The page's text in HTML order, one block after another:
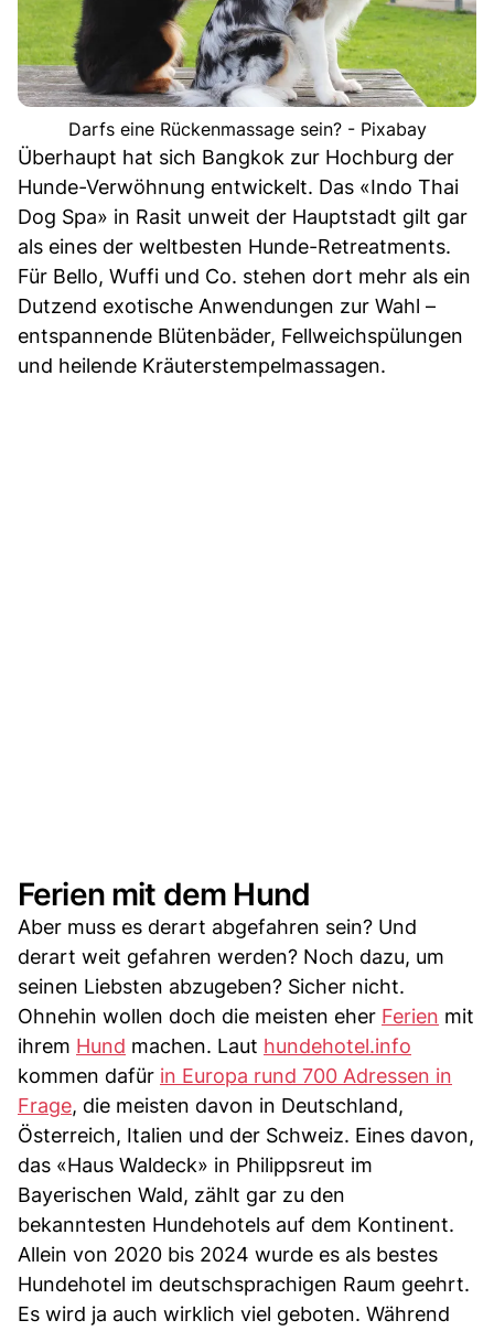
Darfs eine Rückenmassage sein? - Pixabay
Überhaupt hat sich Bangkok zur Hochburg der
Hunde-Verwöhnung entwickelt. Das «Indo Thai
Dog Spa» in Rasit unweit der Hauptstadt gilt gar
als eines der weltbesten Hunde-Retreatments.
Für Bello, Wuffi und Co. stehen dort mehr als ein
Dutzend exotische Anwendungen zur Wahl –
entspannende Blütenbäder, Fellweichspülungen
und heilende Kräuterstempelmassagen.
Ferien mit dem Hund
Aber muss es derart abgefahren sein? Und
derart weit gefahren werden? Noch dazu, um
seinen Liebsten abzugeben? Sicher nicht.
Ohnehin wollen doch die meisten eher Ferien mit
ihrem Hund machen. Laut hundehotel.info
kommen dafür in Europa rund 700 Adressen in
Frage, die meisten davon in Deutschland,
Österreich, Italien und der Schweiz. Eines davon,
das «Haus Waldeck» in Philippsreut im
Bayerischen Wald, zählt gar zu den
bekanntesten Hundehotels auf dem Kontinent.
Allein von 2020 bis 2024 wurde es als bestes
Hundehotel im deutschsprachigen Raum geehrt.
Es wird ja auch wirklich viel geboten. Während